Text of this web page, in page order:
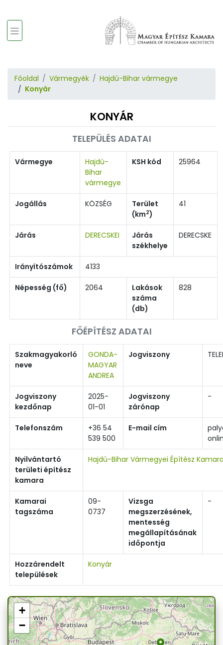
Főoldal Vármegyék
Hajdú-Bihar vármegye
Konyár
KONYÁR
TELEPÜLÉS ADATAI
Vármegye
Hajdú-
Bihar
vármegye
KSH kód 25964
Jogállás KÖZSÉG
Terület
(km2)
41
Járás DERECSKEI
Járás
székhelye
DERECSKE
Irányítószámok 4133
Népesség (fő) 2064
Lakások
száma
(db)
828
FŐÉPÍTÉSZ ADATAI
Szakmagyakorló
neve
GONDA-
MAGYAR
ANDREA
Jogviszony
Jogviszony
kezdőnap
2025-
01-01
Jogviszony
zárónap
-
Telefonszám
+36 54
539 500
E-mail cím
Nyilvántartó
területi építész
kamara
Hajdú-Bihar Vármegyei Építész
Kamarai
tagszáma
09-
0737
Vizsga
megszerzésének,
mentesség
megállapításának
időpontja
-
Hozzárendelt
települések
Konyár
+
−